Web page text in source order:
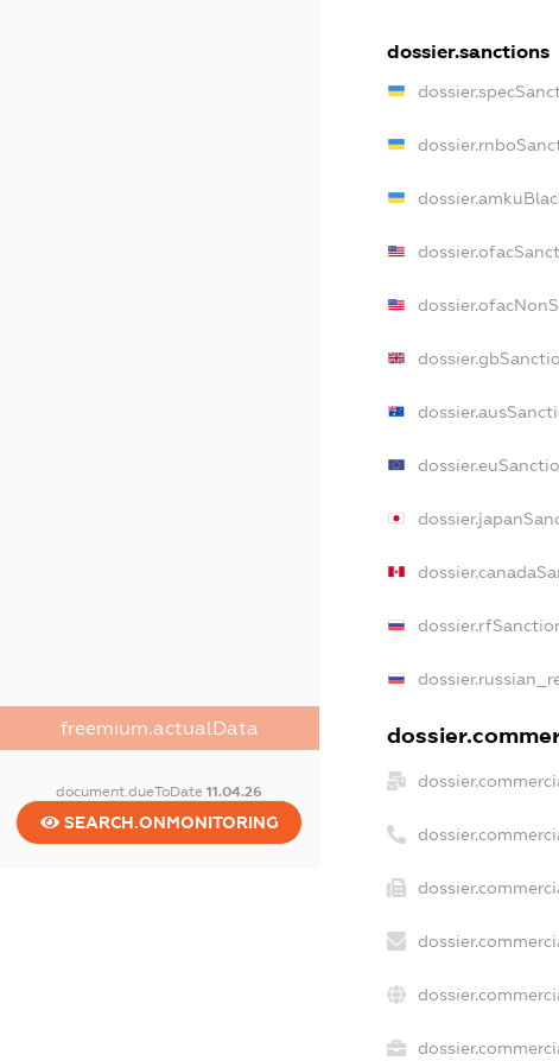
freemium.actualData
document.dueToDate11.04.26
SEARCH.ONMONITORING
dossier.sanctions